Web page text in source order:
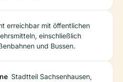
erreichbar mit öffentlichen
einschließlich
und Bussen.
Stadtteil Sachsenhausen,